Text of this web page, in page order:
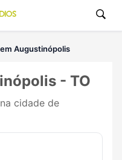
em Augustinópolis
- TO
cidade de